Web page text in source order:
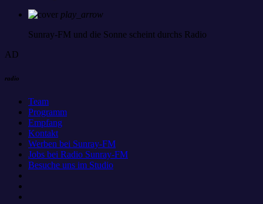
play_arrow
Sunray-FM und die Sonne scheint durchs Radio
AD
radio
Team
Programm
Empfang
Kontakt
Werben bei Sunray-FM
Jobs bei Radio Sunray-FM
Besuche uns im Studio